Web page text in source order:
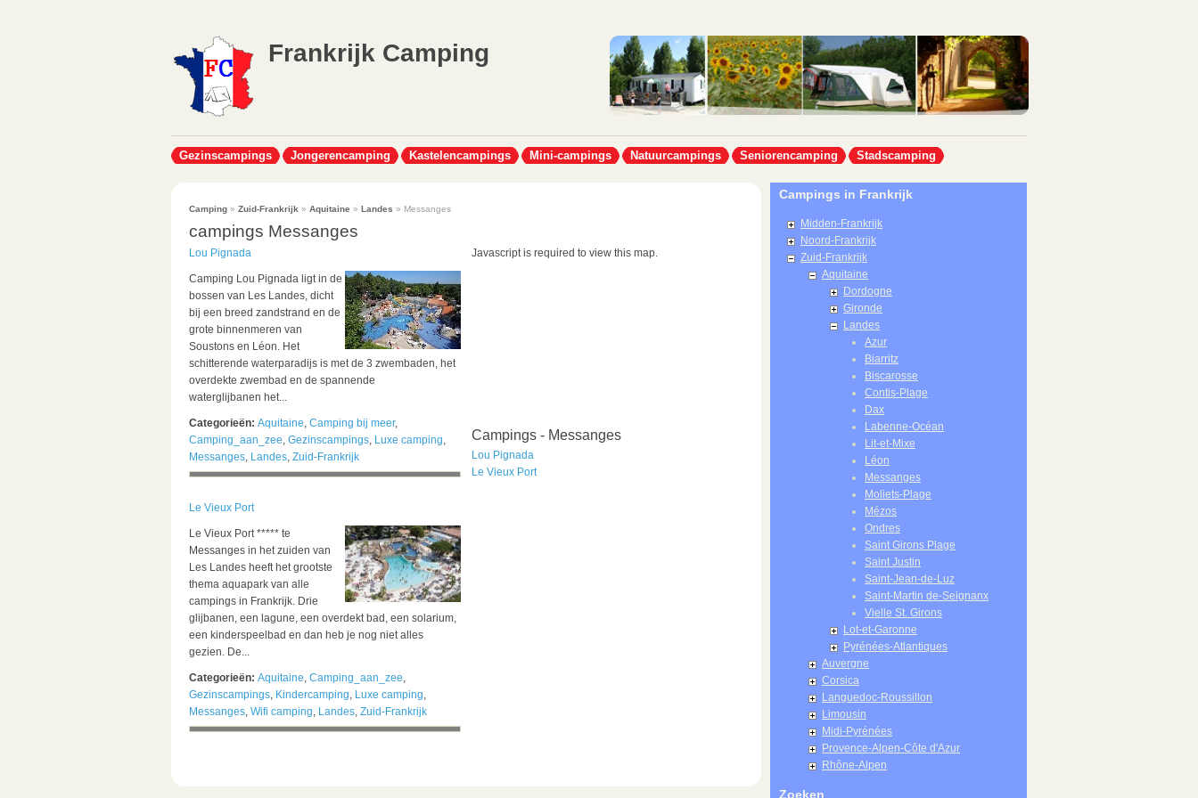
Frankrijk Camping
Gezinscampings Jongerencamping Kastelencampings Mini-campings Natuurcampings Seniorencamping Stadscamping
Camping » Zuid-Frankrijk » Aquitaine » Landes » Messanges
campings Messanges
Lou Pignada
Camping Lou Pignada ligt in de
bossen van Les Landes, dicht
bij een breed zandstrand en de
grote binnenmeren van
Soustons en Léon. Het
schitterende waterparadijs is met de 3 zwembaden, het
overdekte zwembad en de spannende
waterglijbanen het...
Categorieën: Aquitaine, Camping bij meer,
Camping_aan_zee, Gezinscampings, Luxe camping,
Messanges, Landes, Zuid-Frankrijk
Le Vieux Port
Le Vieux Port ***** te
Messanges in het zuiden van
Les Landes heeft het grootste
thema aquapark van alle
campings in Frankrijk. Drie
glijbanen, een lagune, een overdekt bad, een solarium,
een kinderspeelbad en dan heb je nog niet alles
gezien. De...
Categorieën: Aquitaine, Camping_aan_zee,
Gezinscampings, Kindercamping, Luxe camping,
Messanges, Wifi camping, Landes, Zuid-Frankrijk
Javascript is required to view this map.
Campings - Messanges
Lou Pignada
Le Vieux Port
Campings in Frankrijk
Midden-Frankrijk
Noord-Frankrijk
Zuid-Frankrijk
Aquitaine
Dordogne
Gironde
Landes
Azur
Biarritz
Biscarosse
Contis-Plage
Dax
Labenne-Océan
Lit-et-Mixe
Léon
Messanges
Moliets-Plage
Mézos
Ondres
Saint Girons Plage
Saint Justin
Saint-Jean-de-Luz
Saint-Martin de-Seignanx
Vielle St. Girons
Lot-et-Garonne
Pyrénées-Atlantiques
Auvergne
Corsica
Languedoc-Roussillon
Limousin
Midi-Pyrénées
Provence-Alpen-Côte d'Azur
Rhône-Alpen
Zoeken